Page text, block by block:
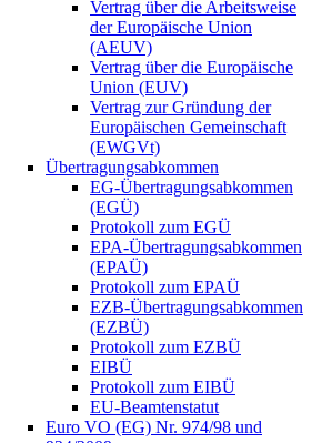
Vertrag über die Arbeitsweise
der Europäische Union
(AEUV)
Vertrag über die Europäische
Union (EUV)
Vertrag zur Gründung der
Europäischen Gemeinschaft
(EWGVt)
Übertragungsabkommen
EG-Übertragungsabkommen
(EGÜ)
Protokoll zum EGÜ
EPA-Übertragungsabkommen
(EPAÜ)
Protokoll zum EPAÜ
EZB-Übertragungsabkommen
(EZBÜ)
Protokoll zum EZBÜ
EIBÜ
Protokoll zum EIBÜ
EU-Beamtenstatut
Euro VO (EG) Nr. 974/98 und